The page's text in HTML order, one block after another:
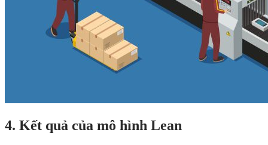
4. Kết quả của mô hình Lean